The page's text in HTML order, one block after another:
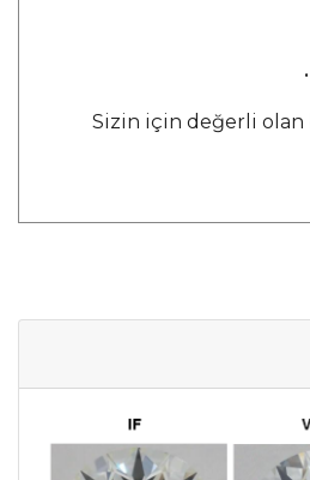
Sizin için değerli olan